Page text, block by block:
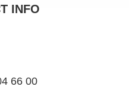
INFO
66 00